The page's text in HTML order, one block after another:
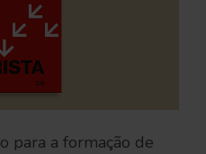
para a formação de